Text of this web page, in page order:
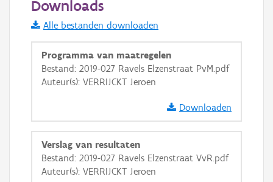
Informatie Vlaanderen
i
+ −
Basis Lagen
Downloads
Alle bestanden downloaden
Programma van maatregelen
Bestand: 2019-027 Ravels Elzenstraat PvM.pdf
Auteur(s): VERRIJCKT Jeroen
Downloaden
Verslag van resultaten
Bestand: 2019-027 Ravels Elzenstraat VvR.pdf
Auteur(s): VERRIJCKT Jeroen